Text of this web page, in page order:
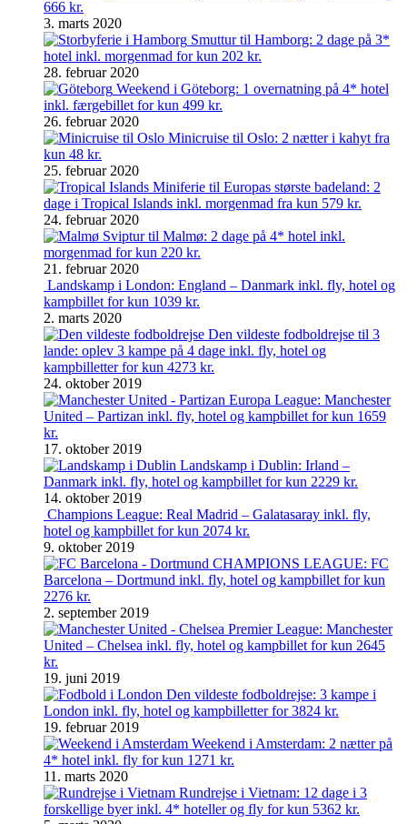
666 kr.
3. marts 2020
Smuttur til Hamborg: 2 dage på 3*
hotel inkl. morgenmad for kun 202 kr.
28. februar 2020
Weekend i Göteborg: 1 overnatning på 4* hotel
inkl. færgebillet for kun 499 kr.
26. februar 2020
Minicruise til Oslo: 2 nætter i kahyt fra
kun 48 kr.
25. februar 2020
Miniferie til Europas største badeland: 2
dage i Tropical Islands inkl. morgenmad fra kun 579 kr.
24. februar 2020
Sviptur til Malmø: 2 dage på 4* hotel inkl.
morgenmad for kun 220 kr.
21. februar 2020
Landskamp i London: England – Danmark inkl. fly, hotel og
kampbillet for kun 1039 kr.
2. marts 2020
Den vildeste fodboldrejse til 3
lande: oplev 3 kampe på 4 dage inkl. fly, hotel og
kampbilletter for kun 4273 kr.
24. oktober 2019
Europa League: Manchester
United – Partizan inkl. fly, hotel og kampbillet for kun 1659
kr.
17. oktober 2019
Landskamp i Dublin: Irland –
Danmark inkl. fly, hotel og kampbillet for kun 2229 kr.
14. oktober 2019
Champions League: Real Madrid – Galatasaray inkl. fly,
hotel og kampbillet for kun 2074 kr.
9. oktober 2019
CHAMPIONS LEAGUE: FC
Barcelona – Dortmund inkl. fly, hotel og kampbillet for kun
2276 kr.
2. september 2019
Premier League: Manchester
United – Chelsea inkl. fly, hotel og kampbillet for kun 2645
kr.
19. juni 2019
Den vildeste fodboldrejse: 3 kampe i
London inkl. fly, hotel og kampbilletter for 3824 kr.
19. februar 2019
Weekend i Amsterdam: 2 nætter på
4* hotel inkl. fly for kun 1271 kr.
11. marts 2020
Rundrejse i Vietnam: 12 dage i 3
forskellige byer inkl. 4* hoteller og fly for kun 5362 kr.